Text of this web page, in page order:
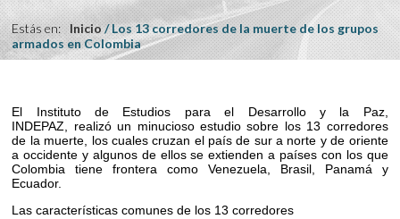
Estás en: Inicio/Los 13 corredores de la muerte de los grupos
armados en Colombia
El Instituto de Estudios para el Desarrollo y la Paz,
INDEPAZ, realizó un minucioso estudio sobre los 13 corredores
de la muerte, los cuales cruzan el país de sur a norte y de oriente
a occidente y algunos de ellos se extienden a países con los que
Colombia tiene frontera como Venezuela, Brasil, Panamá y
Ecuador.
Las características comunes de los 13 corredores